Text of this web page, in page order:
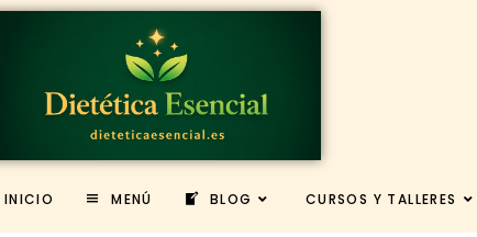
INICIO MENÚ BLOG CURSOS Y TALLERES